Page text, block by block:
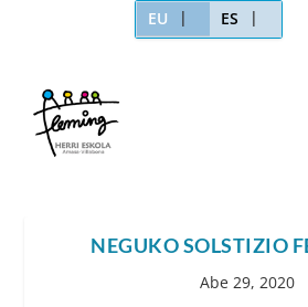
EU ES
NEGUKO SOLSTIZIO
Abe 29, 2020